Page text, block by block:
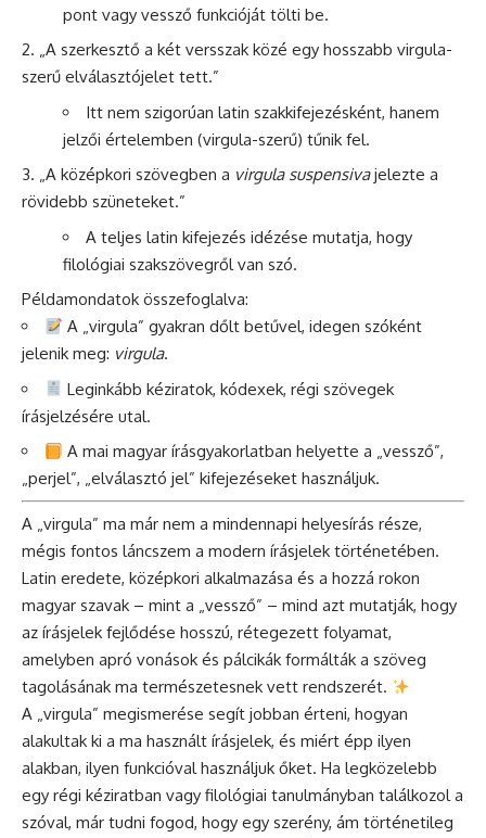
pont vagy vessző funkcióját tölti be.
„A szerkesztő a két versszak közé egy hosszabb virgula-
szerű elválasztójelet tett.”
Itt nem szigorúan latin szakkifejezésként, hanem
jelzői értelemben (virgula-szerű) tűnik fel.
„A középkori szövegben a virgula suspensivajelezte a
rövidebb szüneteket.”
A teljes latin kifejezés idézése mutatja, hogy
filológiai szakszövegről van szó.
Példamondatok összefoglalva:
A „virgula” gyakran dőlt betűvel, idegen szóként
jelenik meg: virgula.
Leginkább kéziratok, kódexek, régi szövegek
írásjelzésére utal.
A mai magyar írásgyakorlatban helyette a „vessző”,
„perjel”, „elválasztó jel” kifejezéseket használjuk.
A „virgula” ma már nem a mindennapi helyesírás része,
mégis fontos láncszem a modern írásjelek történetében.
Latin eredete, középkori alkalmazása és a hozzá rokon
magyar szavak – mint a „vessző” – mind azt mutatják, hogy
az írásjelek fejlődése hosszú, rétegezett folyamat,
amelyben apró vonások és pálcikák formálták a szöveg
tagolásának ma természetesnek vett rendszerét.
A „virgula” megismerése segít jobban érteni, hogyan
alakultak ki a ma használt írásjelek, és miért épp ilyen
alakban, ilyen funkcióval használjuk őket. Ha legközelebb
egy régi kéziratban vagy filológiai tanulmányban találkozol a
szóval, már tudni fogod, hogy egy szerény, ám történetileg